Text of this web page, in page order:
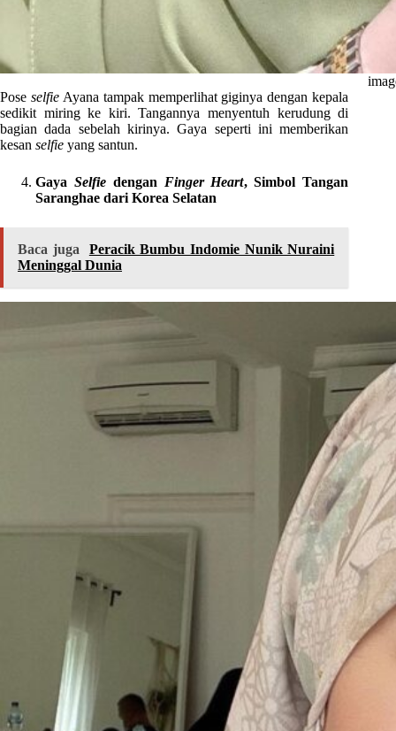
Pose selfieAyana tampak memperlihat giginya dengan kepala
sedikit miring ke kiri. Tangannya menyentuh kerudung di
bagian dada sebelah kirinya. Gaya seperti ini memberikan
kesan selfie yang santun.
Gaya Selfiedengan Finger Heart, Simbol Tangan
Saranghae dari Korea Selatan
Baca juga
Peracik Bumbu Indomie Nunik Nuraini
Meninggal Dunia